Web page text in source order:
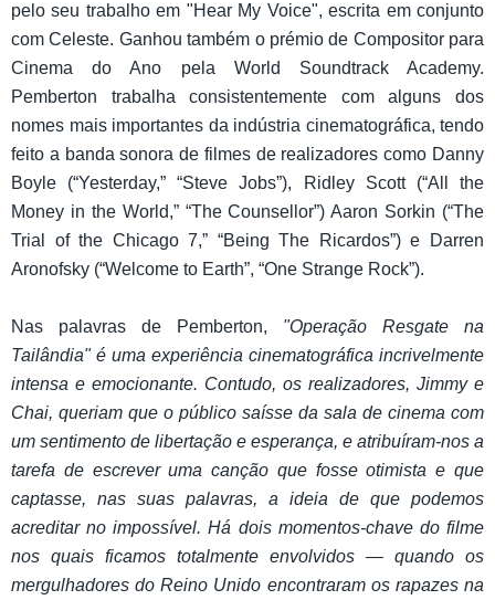
pelo seu trabalho em "Hear My Voice", escrita em conjunto
com Celeste. Ganhou também o prémio de Compositor para
Cinema do Ano pela World Soundtrack Academy.
Pemberton trabalha consistentemente com alguns dos
nomes mais importantes da indústria cinematográfica, tendo
feito a banda sonora de filmes de realizadores como Danny
Boyle (“Yesterday,” “Steve Jobs”), Ridley Scott (“All the
Money in the World,” “The Counsellor”) Aaron Sorkin (“The
Trial of the Chicago 7,” “Being The Ricardos”) e Darren
Aronofsky (“Welcome to Earth”, “One Strange Rock”).
Nas palavras de Pemberton, "Operação Resgate na
Tailândia" é uma experiência cinematográfica incrivelmente
intensa e emocionante. Contudo, os realizadores, Jimmy e
Chai, queriam que o público saísse da sala de cinema com
um sentimento de libertação e esperança, e atribuíram-nos a
tarefa de escrever uma canção que fosse otimista e que
captasse, nas suas palavras, a ideia de que podemos
acreditar no impossível. Há dois momentos-chave do filme
nos quais ficamos totalmente envolvidos — quando os
mergulhadores do Reino Unido encontraram os rapazes na